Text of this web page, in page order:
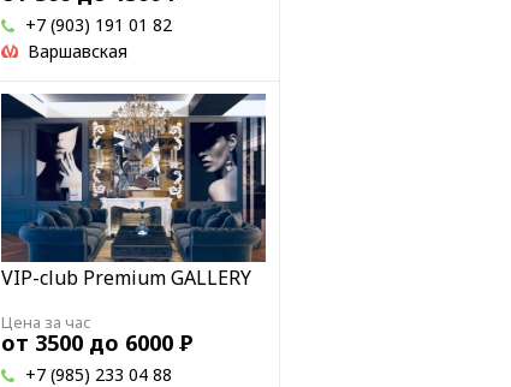
Варшавская
+7 (903) 191 01 82
VIP-club Premium GALLERY
Цена за час
от 3500 до 6000 Р
+7 (985) 233 04 88